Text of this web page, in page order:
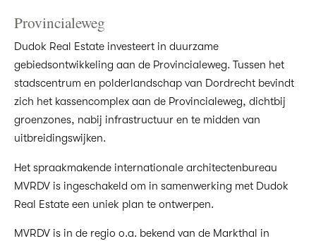
Provincialeweg
Dudok Real Estate investeert in duurzame
gebiedsontwikkeling aan de Provincialeweg. Tussen het
stadscentrum en polderlandschap van Dordrecht bevindt
zich het kassencomplex aan de Provincialeweg, dichtbij
groenzones, nabij infrastructuur en te midden van
uitbreidingswijken.
Het spraakmakende internationale architectenbureau
MVRDV is ingeschakeld om in samenwerking met Dudok
Real Estate een uniek plan te ontwerpen.
MVRDV is in de regio o.a. bekend van de Markthal in